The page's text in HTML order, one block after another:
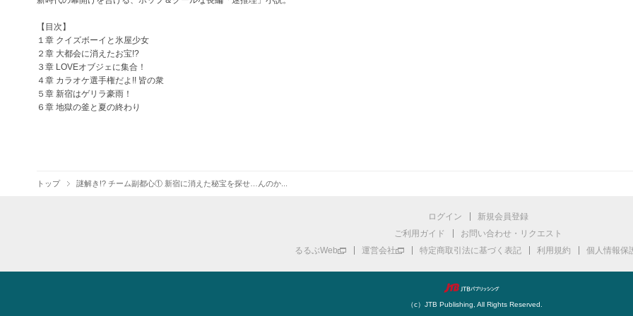
【目次】
１章 クイズボーイと氷屋少女
２章 大都会に消えたお宝!?
３章 LOVEオブジェに集合！
４章 カラオケ選手権だよ!! 皆の衆
５章 新宿はゲリラ豪雨！
６章 地獄の釜と夏の終わり
トップ 謎解き!? チーム副都心① 新宿に消えた秘宝を探せ…んのか...
ログイン
新規会員登録
ご利用ガイド
お問い合わせ・リクエスト
るるぶWeb
運営会社 特定商取引法に基づく表記 利用規約 個人情報保
（c）JTB Publishing, All Rights Reserved.